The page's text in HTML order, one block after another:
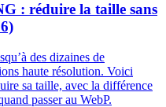
: réduire la taille sans
des dizaines de
haute résolution. Voici
sa taille, avec la différence
passer au WebP.